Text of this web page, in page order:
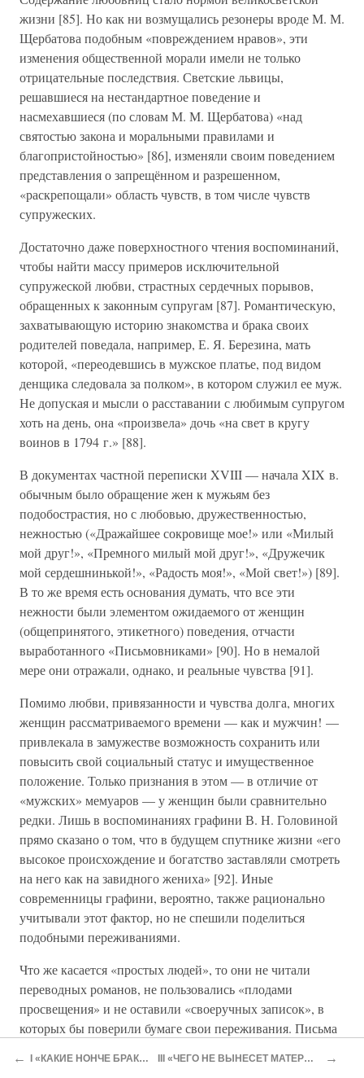
жизни [85]. Но как ни возмущались резонеры вроде М. М.
Щербатова подобным «повреждением нравов», эти
изменения общественной морали имели не только
отрицательные последствия. Светские львицы,
решавшиеся на нестандартное поведение и
насмехавшиеся (по словам М. М. Щербатова) «над
святостью закона и моральными правилами и
благопристойностью» [86], изменяли своим поведением
представления о запрещённом и разрешенном,
«раскрепощали» область чувств, в том числе чувств
супружеских.
Достаточно даже поверхностного чтения воспоминаний,
чтобы найти массу примеров исключительной
супружеской любви, страстных сердечных порывов,
обращенных к законным супругам [87]. Романтическую,
захватывающую историю знакомства и брака своих
родителей поведала, например, Е. Я. Березина, мать
которой, «переодевшись в мужское платье, под видом
денщика следовала за полком», в котором служил ее муж.
Не допуская и мысли о расставании с любимым супругом
хоть на день, она «произвела» дочь «на свет в кругу
воинов в 1794 г.» [88].
В документах частной переписки XVIII — начала XIX в.
обычным было обращение жен к мужьям без
подобострастия, но с любовью, дружественностью,
нежностью («Дражайшее сокровище мое!» или «Милый
мой друг!», «Премного милый мой друг!», «Дружечик
мой сердешнинькой!», «Радость моя!», «Мой свет!») [89].
В то же время есть основания думать, что все эти
нежности были элементом ожидаемого от женщин
(общепринятого, этикетного) поведения, отчасти
выработанного «Письмовниками» [90]. Но в немалой
мере они отражали, однако, и реальные чувства [91].
Помимо любви, привязанности и чувства долга, многих
женщин рассматриваемого времени — как и мужчин! —
привлекала в замужестве возможность сохранить или
повысить свой социальный статус и имущественное
положение. Только признания в этом — в отличие от
«мужских» мемуаров — у женщин были сравнительно
редки. Лишь в воспоминаниях графини В. Н. Головиной
прямо сказано о том, что в будущем спутнике жизни «его
высокое происхождение и богатство заставляли смотреть
на него как на завидного жениха» [92]. Иные
современницы графини, вероятно, также рационально
учитывали этот фактор, но не спешили поделиться
подобными переживаниями.
Что же касается «простых людей», то они не читали
переводных романов, не пользовались «плодами
просвещения» и не оставили «своеручных записок», в
которых бы поверили бумаге свои переживания. Письма
[93]. Но как бы ни было трудно судить о духовном мире
← I «КАКИЕ НОНЧЕ БРАКИ БЫВАЮТ…» III «ЧЕГО НЕ ВЫНЕСЕТ МАТЕРИНСКАЯ ЛЮБОВЬ!» →